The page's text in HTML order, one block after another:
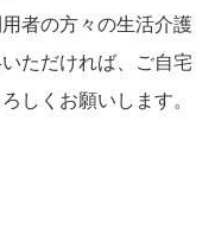
者の方々の生活介護
ただければ、ご自宅
しくお願いします。